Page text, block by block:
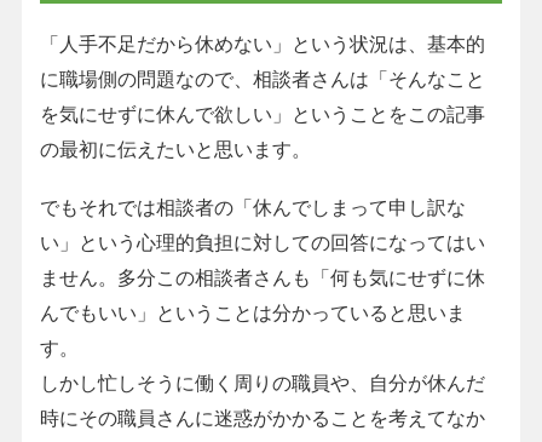
「人手不足だから休めない」という状況は、基本的
に職場側の問題なので、相談者さんは「そんなこと
を気にせずに休んで欲しい」ということをこの記事
の最初に伝えたいと思います。
でもそれでは相談者の「休んでしまって申し訳な
い」という心理的負担に対しての回答になってはい
ません。多分この相談者さんも「何も気にせずに休
んでもいい」ということは分かっていると思いま
す。
しかし忙しそうに働く周りの職員や、自分が休んだ
時にその職員さんに迷惑がかかることを考えてなか